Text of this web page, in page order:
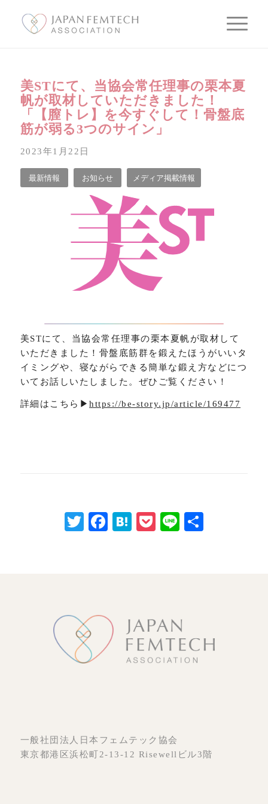
美STにて、当協会常任理事の栗本夏
帆が取材していただきました！
「【膣トレ】を今すぐして！骨盤底
筋が弱る3つのサイン」
2023年1月22日
最新情報 お知らせ メディア掲載情報
美STにて、当協会常任理事の栗本夏帆が取材して
いただきました！骨盤底筋群を鍛えたほうがいいタ
イミングや、寝ながらできる簡単な鍛え方などにつ
いてお話しいたしました。ぜひご覧ください！
詳細はこちら▶︎https://be-story.jp/article/169477
TwitterFacebook
HatenaPocket
Line
一般社団法人日本フェムテック協会
東京都港区浜松町2-13-12 Risewellビル3階